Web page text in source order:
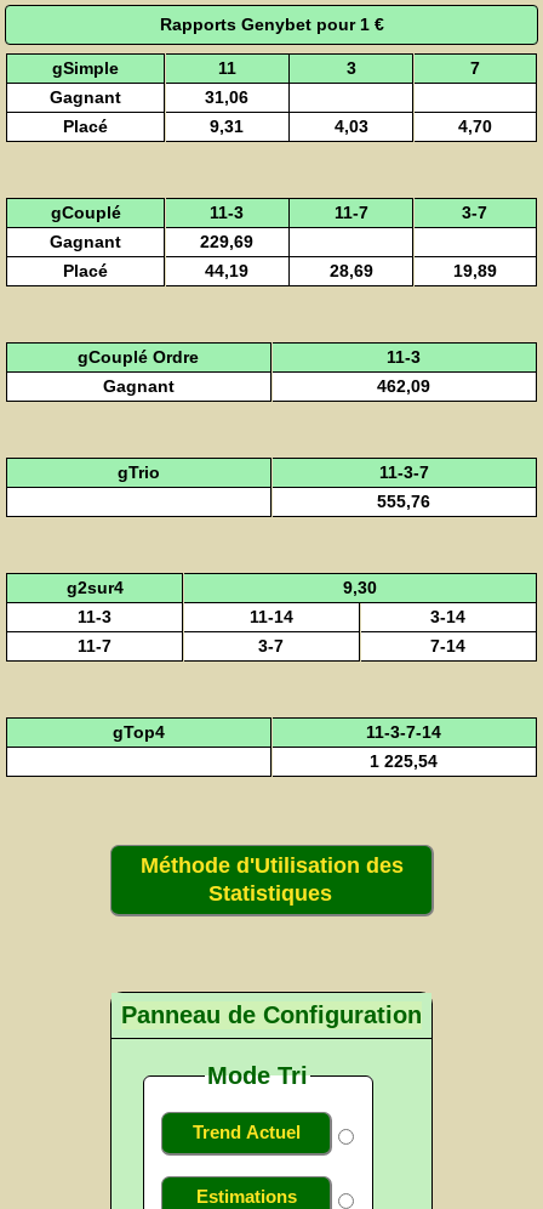
Rapports Genybet pour 1 €
gSimple 11 3
7
Gagnant
31,06
Placé
9,31 4,03 4,70
gCouplé 11-3 11-7
3-7
Gagnant
229,69
Placé
44,19 28,69 19,89
gCouplé Ordre
11-3
Gagnant
462,09
gTrio
11-3-7
555,76
g2sur4
9,30
11-3
11-14
3-14
11-7
3-7 7-14
gTop4
11-3-7-14
1 225,54
Méthode d'Utilisation des
Statistiques
Panneau de Configuration
Mode Tri
Trend Actuel
Estimations